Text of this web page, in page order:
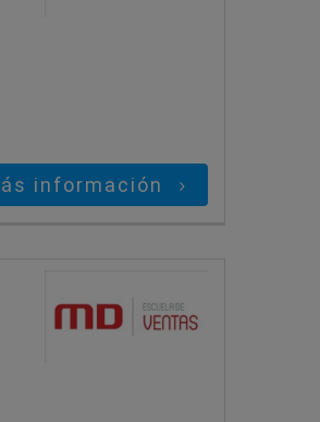
información